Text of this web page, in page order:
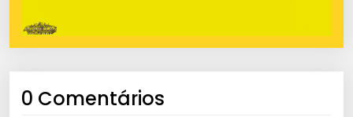
0 Comentários